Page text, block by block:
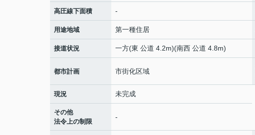
高圧線下面積 -
用途地域 第一種住居
接道状況 一方(東 公道 4.2m)(南西 公道 4.8m)
都市計画 市街化区域
現況 未完成
その他
法令上の制限
-